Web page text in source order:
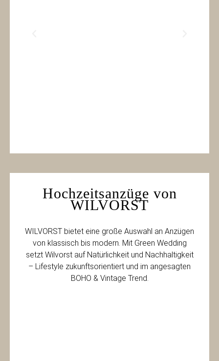
Hochzeitsanzüge von
WILVORST​
WILVORST bietet eine große Auswahl an Anzügen
von klassisch bis modern. Mit Green Wedding
setzt Wilvorst auf Natürlichkeit und Nachhaltigkeit
– Lifestyle zukunftsorientiert und im angesagten
BOHO & Vintage Trend.